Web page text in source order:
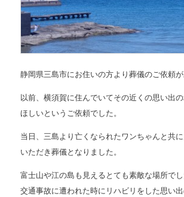
静岡県三島市にお住いの方より葬儀のご依頼が
以前、横須賀に住んでいてその近くの思い出
ほしいというご依頼でした。
当日、三島より亡くなられたワンちゃんと共
いただき葬儀となりました。
富士山や江の島も見えるとても素敵な場所でし
交通事故に遭われた時にリハビリをした思い